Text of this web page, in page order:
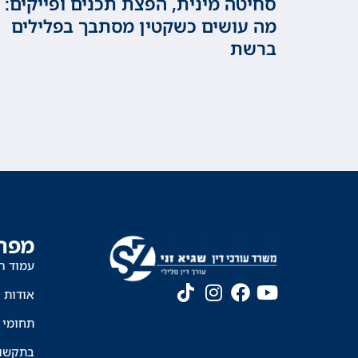
מה עושים כשקטין מסתבך בפלילים
ברשת
עמוד
אודות